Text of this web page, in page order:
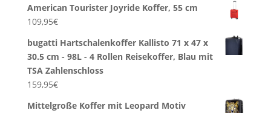
American Tourister Joyride Koffer, 55 cm
109,95€
bugatti Hartschalenkoffer Kallisto 71 x 47 x
30.5 cm - 98L - 4 Rollen Reisekoffer, Blau mit
TSA Zahlenschloss
159,95€
Mittelgroße Koffer mit Leopard Motiv